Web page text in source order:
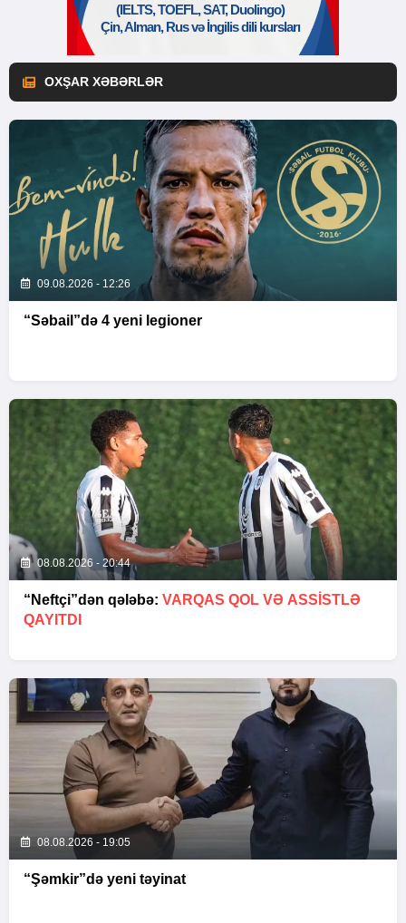
OXŞAR XƏBƏRLƏR
09.08.2026 - 12:26
“Səbail”də 4 yeni legioner
08.08.2026 - 20:44
“Neftçi”dən qələbə: VARQAS QOL VƏ ASSİSTLƏ
QAYITDI
08.08.2026 - 19:05
“Şəmkir”də yeni təyinat